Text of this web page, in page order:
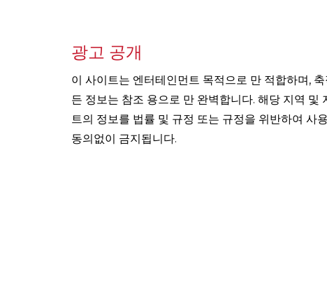
광고 공개
이 사이트는 엔터테인먼트 목적으로 만 적합하며,
든 정보는 참조 용으로 만 완벽합니다. 해당 지역
트의 정보를 법률 및 규정 또는 규정을 위반하여 사
동의없이 금지됩니다.